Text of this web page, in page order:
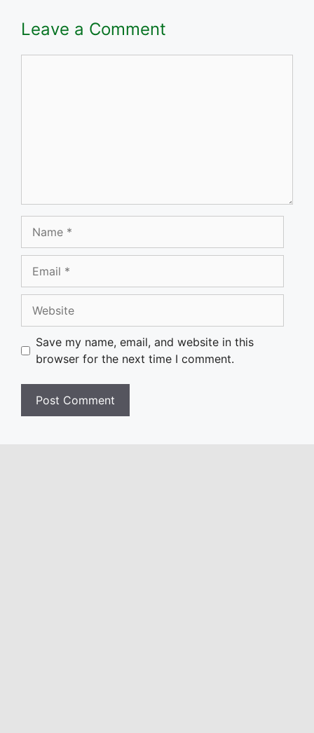
Leave a Comment
Save my name, email, and website in this
browser for the next time I comment.